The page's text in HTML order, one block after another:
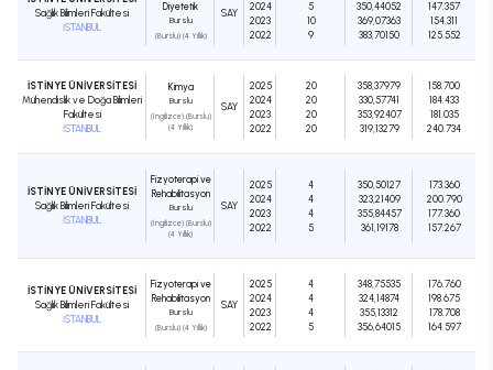
Sağlık Bilimleri Fakültesi
İSTANBUL
Diyetetik
Burslu
(Burslu) (4 Yıllık)
SAY
2024
2023
2022
5
10
9
350,44052
369,07363
383,70150
147.357
154.311
125.552
İSTİNYE ÜNİVERSİTESİ
Mühendislik ve Doğa Bilimleri
Fakültesi
İSTANBUL
Kimya
Burslu
(İngilizce) (Burslu)
(4 Yıllık)
SAY
2025
2024
2023
2022
20
20
20
20
358,37979
330,57741
353,92407
319,13279
158.700
184.433
181.035
240.734
İSTİNYE ÜNİVERSİTESİ
Sağlık Bilimleri Fakültesi
İSTANBUL
Fizyoterapi ve
Rehabilitasyon
Burslu
(İngilizce) (Burslu)
(4 Yıllık)
SAY
2025
2024
2023
2022
4
4
4
5
350,50127
323,21409
355,84457
361,19178
173.360
200.790
177.360
157.267
İSTİNYE ÜNİVERSİTESİ
Sağlık Bilimleri Fakültesi
İSTANBUL
Fizyoterapi ve
Rehabilitasyon
Burslu
(Burslu) (4 Yıllık)
SAY
2025
2024
2023
2022
4
4
4
5
348,75535
324,14874
355,13312
356,64015
176.760
198.675
178.708
164.597